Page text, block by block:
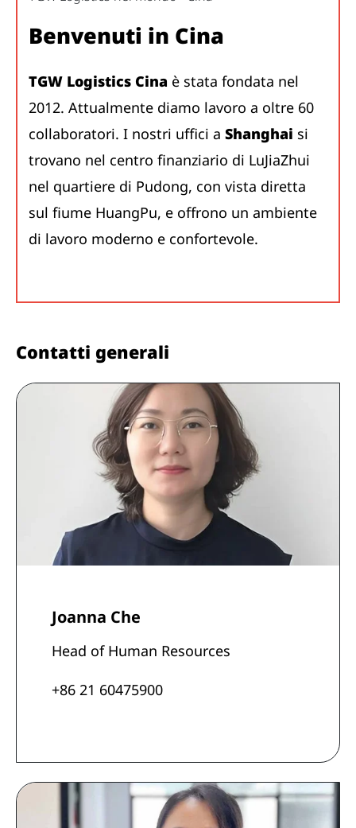
Benvenuti in Cina
TGW Logistics Cina è stata fondata nel
2012. Attualmente diamo lavoro a oltre 60
collaboratori. I nostri uffici a Shanghai si
trovano nel centro finanziario di LuJiaZhui
nel quartiere di Pudong, con vista diretta
sul fiume HuangPu, e offrono un ambiente
di lavoro moderno e confortevole.
Contatti generali
Joanna Che
Head of Human Resources
+86 21 60475900